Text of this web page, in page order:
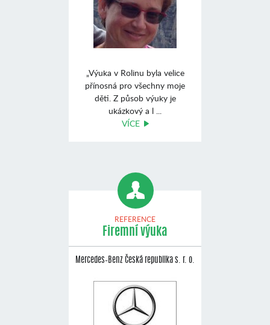
„Výuka v Rolinu byla velice
přínosná pro všechny moje
děti. Z působ výuky je
ukázkový a l ...
VÍCE
REFERENCE
Firemní výuka
Mercedes–Benz Česká republika s. r. o.